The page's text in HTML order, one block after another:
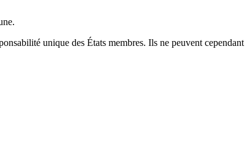
unique des États membres. Ils ne peuvent cependant